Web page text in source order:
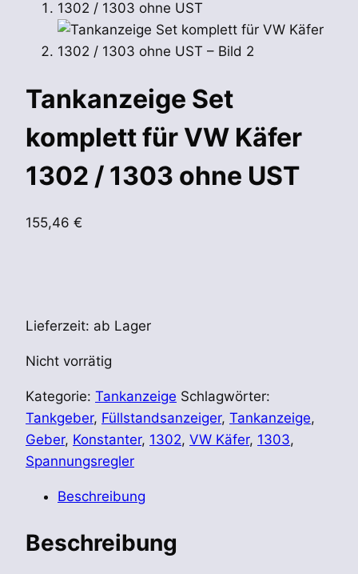
Tankanzeige Set
komplett für VW Käfer
1302 / 1303 ohne UST
155,46 €
Lieferzeit: ab Lager
Nicht vorrätig
Kategorie: Tankanzeige Schlagwörter:
Tankgeber, Füllstandsanzeiger, Tankanzeige,
Geber, Konstanter, 1302, VW Käfer, 1303,
Spannungsregler
Beschreibung
Beschreibung